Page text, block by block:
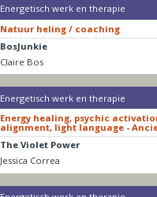
Energetisch werk en therapie
Natuur heling / coaching
BosJunkie
Claire Bos
Energetisch werk en therapie
Energy healing, psychic
alignment, light language -
The Violet Power
Jessica Correa